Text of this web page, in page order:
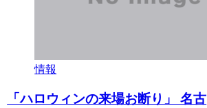
情報
「ハロウィンの来場お断り」 名古